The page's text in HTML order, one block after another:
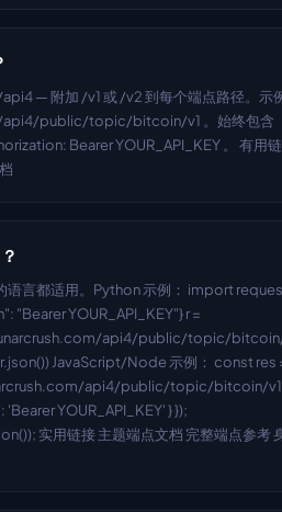
— 附加 /v1 或 /v2 到每个端点路径。示
public/topic/bitcoin/v1 。始终包含
Bearer YOUR_API_KEY 。 有用
语言都适用。Python 示例： import
"Bearer YOUR_API_KEY"} r =
api4/public/topic/
JavaScript/Node 示例： const res
api4/public/topic/bitcoin/
YOUR_API_KEY' } });
实用链接 主题端点文档 完整端点参考